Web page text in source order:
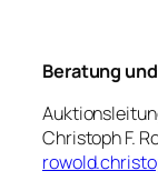
Beratung
Christoph F.